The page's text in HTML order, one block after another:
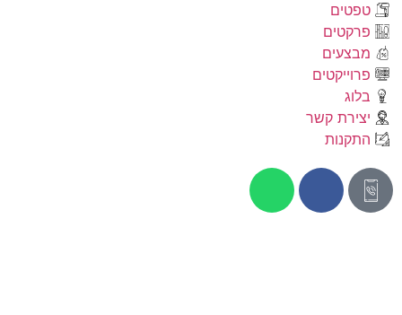
טפטים
פרקטים
מבצעים
פרוייקטים
בלוג
יצירת קשר
התקנות